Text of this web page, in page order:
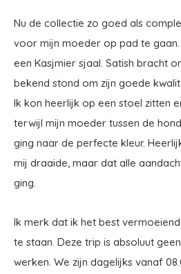
Nu de collectie zo goed als
voor mijn moeder op pad te
een Kasjmier sjaal. Satish bracht
bekend stond om zijn goede
Ik kon heerlijk op een stoel zitten
terwijl mijn moeder tussen de
ging naar de perfecte kleur.
mij draaide, maar dat alle
ging.
Ik merk dat ik het best vermoeiend
te staan. Deze trip is absoluut
werken. We zijn dagelijks vanaf